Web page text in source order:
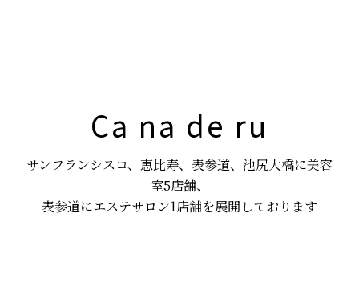
Ca na de ru
サンフランシスコ、恵比寿、表参道、池尻大橋に美容
室5店舗、
表参道にエステサロン1店舗を展開しております